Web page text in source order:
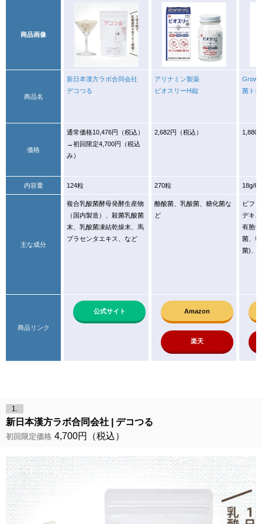
商品画像
商品名
新日本漢方ラボ合同会社
デコつる
アリナミン製薬
ビオスリーHi錠
菌ト
価格
通常価格10,476円（税込）
→初回限定4,700円（税込
み）
2,682円（税込） 1,880
内容量 124粒 270粒 18g/
主な成分
複合乳酸菌酵母発酵生産物
（国内製造）、殺菌乳酸菌
末、乳酸菌凍結乾燥末、馬
プラセンタエキス、など
酪酸菌、乳酸菌、糖化菌な
ど
ビフ
デキ
有胞
菌、
菌)、
商品リンク
公式サイト Amazon
楽天
1.
新日本漢方ラボ合同会社 デコつる
初回限定価格 4,700円（税込）